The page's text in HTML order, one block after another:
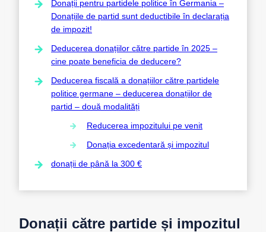
Donații pentru partidele politice în Germania –
Donațiile de partid sunt deductibile în declarația
de impozit!
Deducerea donațiilor către partide în 2025 –
cine poate beneficia de deducere?
Deducerea fiscală a donațiilor către partidele
politice germane – deducerea donațiilor de
partid – două modalități
Reducerea impozitului pe venit
Donația excedentară și impozitul
donații de până la 300 €
Donații către partide și impozitul